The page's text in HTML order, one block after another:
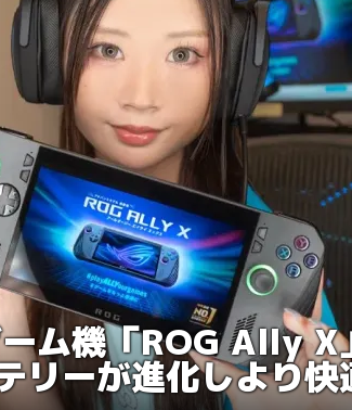
ム機「ROG Ally X
リーが進化しより